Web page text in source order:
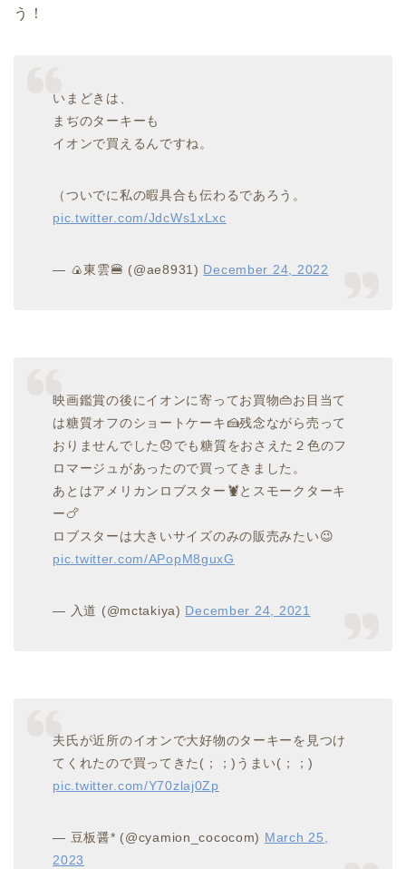
う！
いまどきは、
まぢのターキーも
イオンで買えるんですね。
（ついでに私の暇具合も伝わるであろう。
pic.twitter.com/JdcWs1xLxc
— 🍙東雲🍔 (@ae8931) December 24, 2022
映画鑑賞の後にイオンに寄ってお買物👜お目当て
は糖質オフのショートケーキ🍰残念ながら売って
おりませんでした😞でも糖質をおさえた２色のフ
ロマージュがあったので買ってきました。
あとはアメリカンロブスター🦞とスモークターキ
ー🍗
ロブスターは大きいサイズのみの販売みたい😉
pic.twitter.com/APopM8guxG
— 入道 (@mctakiya) December 24, 2021
夫氏が近所のイオンで大好物のターキーを見つけ
てくれたので買ってきた(；；)うまい(；；)
pic.twitter.com/Y70zlaj0Zp
— 豆板醤* (@cyamion_cococom) March 25,
2023